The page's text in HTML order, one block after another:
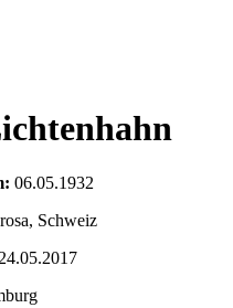
06.05.1932
Schweiz
24.05.2017